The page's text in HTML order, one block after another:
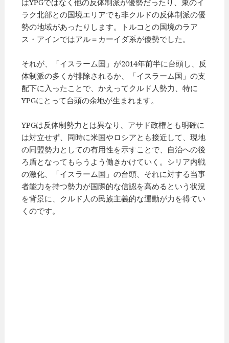
はYPGではなく他の反体制派が優勢だったり、東のイ
ラク北部との国境エリアでも非クルドの反体制派の優
勢の地域があったりします。トルコとの国境のラア
ス・アインではアル＝カーイダ系が優勢でした。
それが、「イスラーム国」が2014年前半に台頭し、反
体制派の多くが排除されるか、「イスラーム国」の支
配下に入ったことで、かえってクルド人勢力、特に
YPGにとって台頭の余地が生まれます。
YPGは反体制勢力とは異なり、アサド政権とも明確に
は対立せず、同時に米国やロシアとも接近して、現地
の同盟勢力としての有用性を示すことで、自治への後
ろ盾となってもらうよう働きかけていく。シリア内戦
の激化、「イスラーム国」の台頭、それに対する当事
者能力を持つ勢力が国際的な信認を高めるという状況
を背景に、クルド人の民族主義的な運動が力を得てい
くのです。